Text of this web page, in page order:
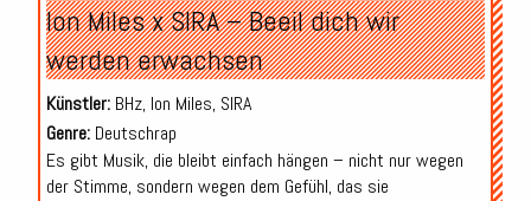
Ion Miles x SIRA – Beeil dich wir
werden erwachsen
Künstler:BHz, Ion Miles, SIRA
Genre:Deutschrap
Es gibt Musik, die bleibt einfach hängen – nicht nur wegen
der Stimme, sondern wegen dem Gefühl, das sie